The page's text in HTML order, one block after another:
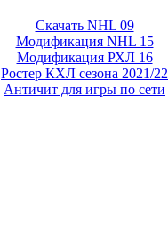
Скачать NHL 09
Модификация NHL 15
Модификация РХЛ 16
Ростер КХЛ сезона 2021/22
Античит для игры по сети